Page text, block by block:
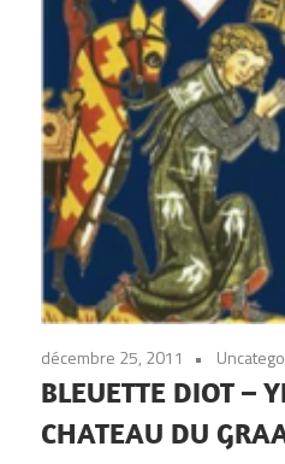
décembre 25, 2011
BLEUETTE DIOT –
CHATEAU DU